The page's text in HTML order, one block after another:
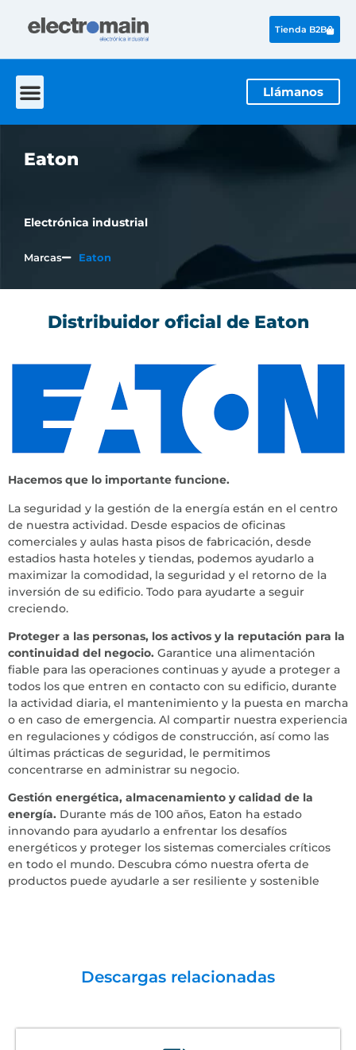
Tienda B2B
Llámanos
Eaton
Electrónica industrial
Marcas Eaton
Distribuidor oficial de Eaton
Hacemos que lo importante funcione.
La seguridad y la gestión de la energía están en el centro
de nuestra actividad. Desde espacios de oficinas
comerciales y aulas hasta pisos de fabricación, desde
estadios hasta hoteles y tiendas, podemos ayudarlo a
maximizar la comodidad, la seguridad y el retorno de la
inversión de su edificio. Todo para ayudarte a seguir
creciendo.
Proteger a las personas, los activos y la reputación para la
continuidad del negocio. Garantice una alimentación
fiable para las operaciones continuas y ayude a proteger a
todos los que entren en contacto con su edificio, durante
la actividad diaria, el mantenimiento y la puesta en marcha
o en caso de emergencia. Al compartir nuestra experiencia
en regulaciones y códigos de construcción, así como las
últimas prácticas de seguridad, le permitimos
concentrarse en administrar su negocio.
Gestión energética, almacenamiento y calidad de la
energía. Durante más de 100 años, Eaton ha estado
innovando para ayudarlo a enfrentar los desafíos
energéticos y proteger los sistemas comerciales críticos
en todo el mundo. Descubra cómo nuestra oferta de
productos puede ayudarle a ser resiliente y sostenible
Descargas relacionadas